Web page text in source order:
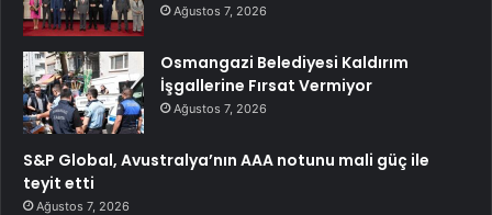
Ağustos 7, 2026
Osmangazi Belediyesi Kaldırım
İşgallerine Fırsat Vermiyor
Ağustos 7, 2026
S&P Global, Avustralya’nın AAA notunu mali güç ile
teyit etti
Ağustos 7, 2026